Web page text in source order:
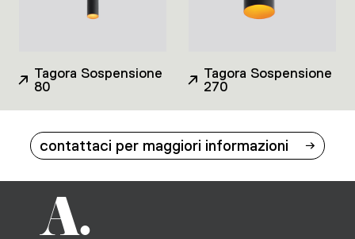
Tagora Sospensione
80
Tagora Sospensione
270
contattaci per maggiori informazioni